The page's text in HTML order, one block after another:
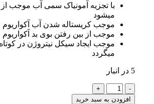
با تجزیه آمونیاک سمی آب موجب
میشود
موجب کریستاله شدن آب آکواریوم
موجب از بین رفتن بوی بد
موجب ایجاد سیکل نیتروژن در
میگردد
5 در انبار
افزودن به سبد خرید